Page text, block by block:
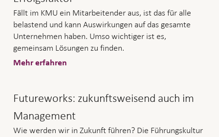
Fällt im KMU ein Mitarbeitender aus, ist das für alle
belastend und kann Auswirkungen auf das gesamte
Unternehmen haben. Umso wichtiger ist es,
gemeinsam Lösungen zu finden.
Mehr erfahren
Futureworks: zukunftsweisend auch im
Management
Wie werden wir in Zukunft führen? Die Führungskultur